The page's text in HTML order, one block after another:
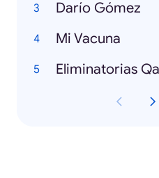
Darío Gómez
Mi Vacuna